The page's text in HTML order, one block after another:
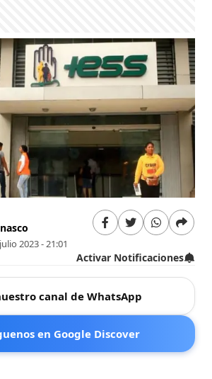
2023 - 21:01
Activar Notificaciones
canal de WhatsApp
en Google Discover